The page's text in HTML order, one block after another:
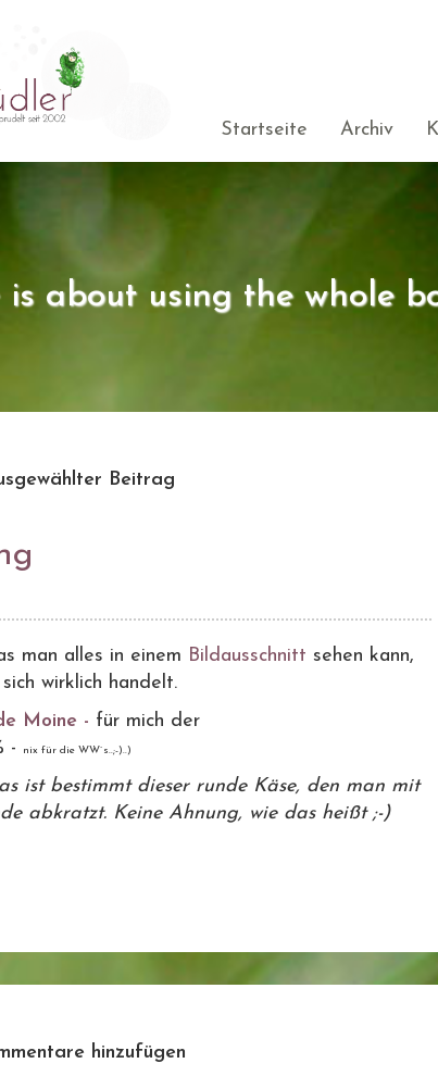
Startseite Archiv
is about using the whole
Beitrag
man alles in einem Bildausschnitt sehen kann,
wirklich handelt.
Moine - für mich der
-
nix für die WW`s..;-)..)
ist bestimmt dieser runde Käse, den man mit
abkratzt. Keine Ahnung, wie das heißt ;-)
hinzufügen